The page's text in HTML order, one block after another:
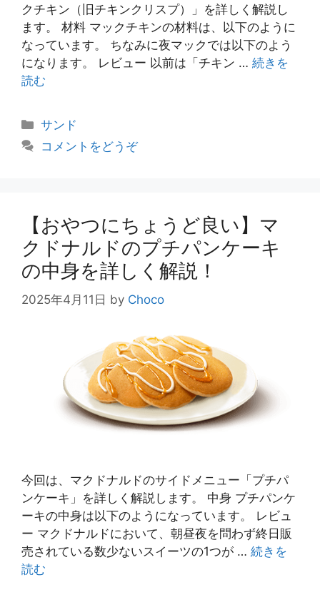
クチキン（旧チキンクリスプ）」を詳しく解説し
ます。 材料 マックチキンの材料は、以下のように
なっています。 ちなみに夜マックでは以下のよう
になります。 レビュー 以前は「チキン … 続きを
読む
カ
テ
サンド
コメントをどうぞ
【おやつにちょうど良い】マ
クドナルドのプチパンケーキ
の中身を詳しく解説！
2025年4月11日 by Choco
今回は、マクドナルドのサイドメニュー「プチパ
ンケーキ」を詳しく解説します。 中身 プチパンケ
ーキの中身は以下のようになっています。 レビュ
ー マクドナルドにおいて、朝昼夜を問わず終日販
売されている数少ないスイーツの1つが … 続きを
読む